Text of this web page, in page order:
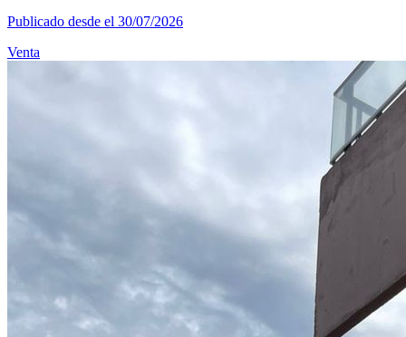
Publicado desde el 30/07/2026
Venta